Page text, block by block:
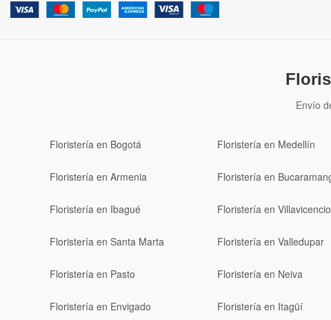
Envío
Floristería en Bogotá Floristería en Medellín
Floristería en Armenia Floristería en
Floristería en Ibagué Floristería en Villavicencio
Floristería en Santa Marta Floristería en Valledupar
Floristería en Pasto Floristería en Neiva
Floristería en Envigado Floristería en Itagüí